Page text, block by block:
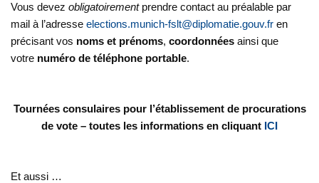
Vous devezobligatoirementprendre contact au préalable par
mail à l’adresseelections.munich-fslt@diplomatie.gouv.fr en
précisant vos noms et prénoms,coordonnéesainsi que
votre numéro de téléphone portable.
Tournées consulaires pour l’établissement de procurations
de vote – toutes les informations en cliquant ICI
Et aussi …